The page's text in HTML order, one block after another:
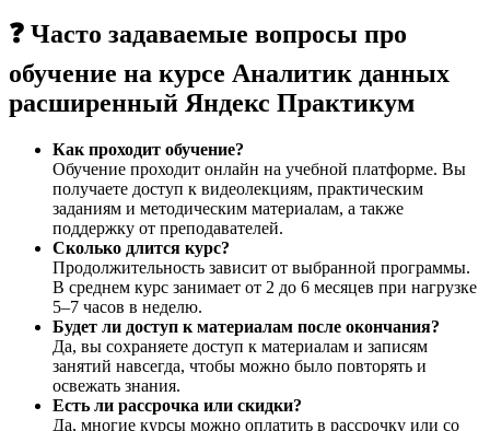
❓ Часто задаваемые вопросы про
обучение на курсе Аналитик данных
расширенный Яндекс Практикум
Как проходит обучение?
Обучение проходит онлайн на учебной платформе. Вы
получаете доступ к видеолекциям, практическим
заданиям и методическим материалам, а также
поддержку от преподавателей.
Сколько длится курс?
Продолжительность зависит от выбранной программы.
В среднем курс занимает от 2 до 6 месяцев при нагрузке
5–7 часов в неделю.
Будет ли доступ к материалам после окончания?
Да, вы сохраняете доступ к материалам и записям
занятий навсегда, чтобы можно было повторять и
освежать знания.
Есть ли рассрочка или скидки?
Да, многие курсы можно оплатить в рассрочку или со